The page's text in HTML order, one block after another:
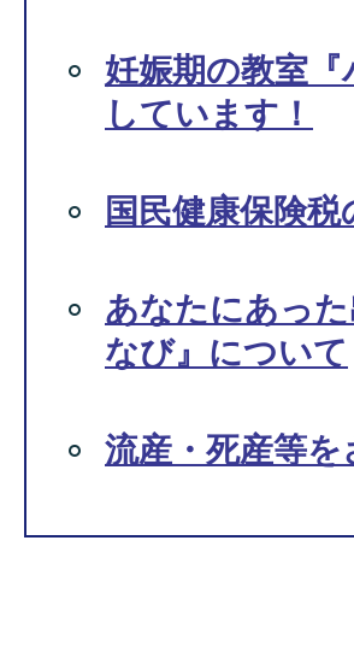
妊娠期の教室
しています！
国民健康保険
あなたにあっ
なび』について
流産・死産等